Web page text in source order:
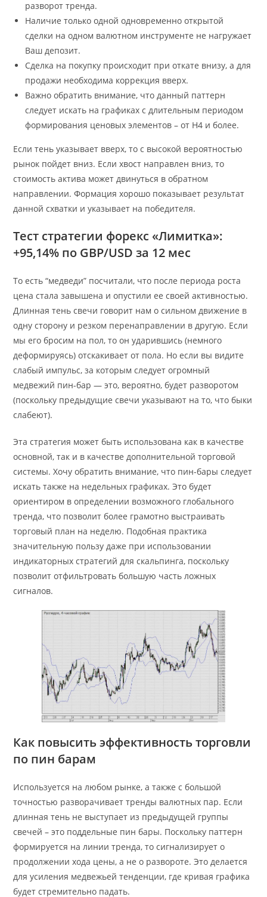
разворот тренда.
Наличие только одной одновременно открытой
сделки на одном валютном инструменте не нагружает
Ваш депозит.
Сделка на покупку происходит при откате внизу, а для
продажи необходима коррекция вверх.
Важно обратить внимание, что данный паттерн
следует искать на графиках с длительным периодом
формирования ценовых элементов – от Н4 и более.
Если тень указывает вверх, то с высокой вероятностью
рынок пойдет вниз. Если хвост направлен вниз, то
стоимость актива может двинуться в обратном
направлении. Формация хорошо показывает результат
данной схватки и указывает на победителя.
Тест стратегии форекс «Лимитка»:
+95,14% по GBP/USD за 12 мес
То есть “медведи” посчитали, что после периода роста
цена стала завышена и опустили ее своей активностью.
Длинная тень свечи говорит нам о сильном движение в
одну сторону и резком перенаправлении в другую. Если
мы его бросим на пол, то он ударившись (немного
деформируясь) отскакивает от пола. Но если вы видите
слабый импульс, за которым следует огромный
медвежий пин-бар — это, вероятно, будет разворотом
(поскольку предыдущие свечи указывают на то, что быки
слабеют).
Эта стратегия может быть использована как в качестве
основной, так и в качестве дополнительной торговой
системы. Хочу обратить внимание, что пин-бары следует
искать также на недельных графиках. Это будет
ориентиром в определении возможного глобального
тренда, что позволит более грамотно выстраивать
торговый план на неделю. Подобная практика
значительную пользу даже при использовании
индикаторных стратегий для скальпинга, поскольку
позволит отфильтровать большую часть ложных
сигналов.
Как повысить эффективность торговли
по пин барам
Используется на любом рынке, а также с большой
точностью разворачивает тренды валютных пар. Если
длинная тень не выступает из предыдущей группы
свечей – это поддельные пин бары. Поскольку паттерн
формируется на линии тренда, то сигнализирует о
продолжении хода цены, а не о развороте. Это делается
для усиления медвежьей тенденции, где кривая графика
будет стремительно падать.